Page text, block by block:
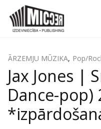
ĀRZEMJU MŪZIKA, Pop/
Jax Jones |
Dance-pop)